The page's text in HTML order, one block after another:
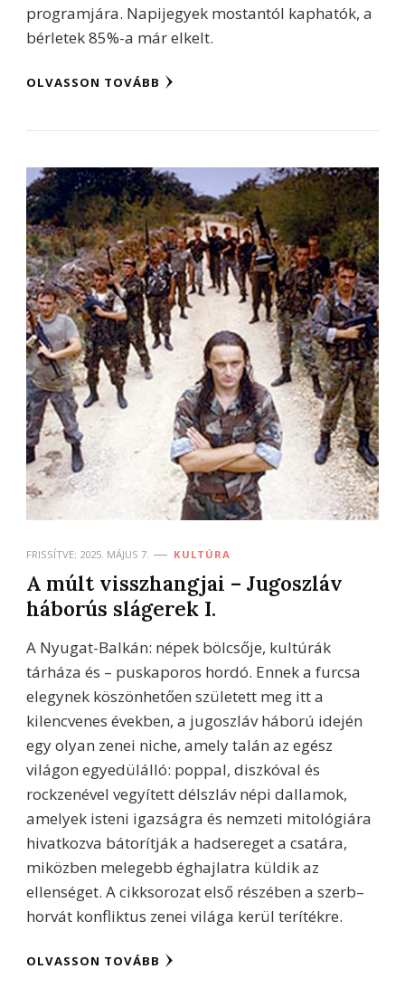
programjára. Napijegyek mostantól kaphatók, a
bérletek 85%-a már elkelt.
OLVASSON TOVÁBB
FRISSÍTVE: 2025. MÁJUS 7. KULTÚRA
A múlt visszhangjai – Jugoszláv
háborús slágerek I.
A Nyugat-Balkán: népek bölcsője, kultúrák
tárháza és – puskaporos hordó. Ennek a furcsa
elegynek köszönhetően született meg itt a
kilencvenes években, a jugoszláv háború idején
egy olyan zenei niche, amely talán az egész
világon egyedülálló: poppal, diszkóval és
rockzenével vegyített délszláv népi dallamok,
amelyek isteni igazságra és nemzeti mitológiára
hivatkozva bátorítják a hadsereget a csatára,
miközben melegebb éghajlatra küldik az
ellenséget. A cikksorozat első részében a szerb–
horvát konfliktus zenei világa kerül terítékre.
OLVASSON TOVÁBB